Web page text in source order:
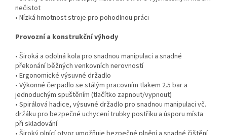
nečistot
• Nízká hmotnost stroje pro pohodlnou práci
Provozní a konstrukční výhody
• Široká a odolná kola pro snadnou manipulaci a snadné
překonání běžných venkovních nerovností
• Ergonomické výsuvné držadlo
• Výkonné čerpadlo se stálým pracovním tlakem 2.5 bar a
jednoduchým spuštěním (tlačítko zapnout/vypnout)
• Spirálová hadice, výsuvné držadlo pro snadnou manipulaci vč.
držáku pro bezpečné uchycení trubky postřiku a úsporu místa
při skladování